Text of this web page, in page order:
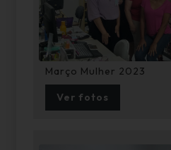
Março Mulher 2023
Ver fotos